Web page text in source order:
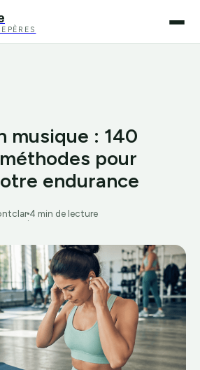
musique : 140
pour
endurance
·
4 min de lecture